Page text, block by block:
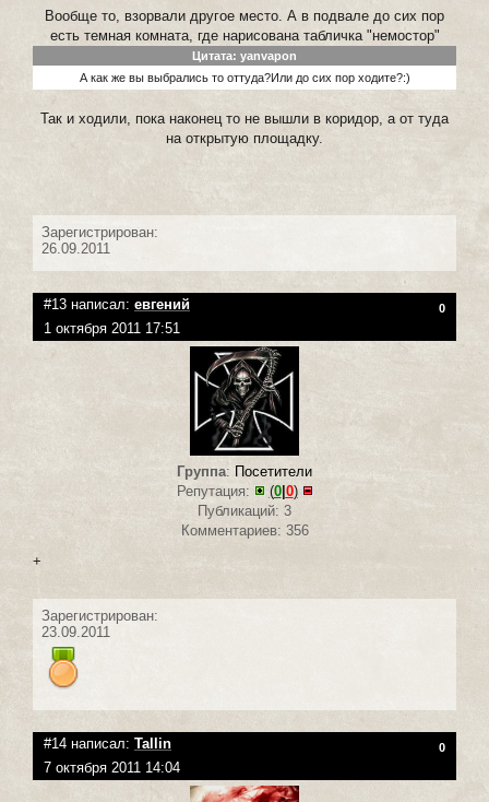
Вообще то, взорвали другое место. А в подвале до сих пор
есть темная комната, где нарисована табличка "немостор"
Цитата: yanvapon
А как же вы выбрались то оттуда?Или до сих пор ходите?:)
Так и ходили, пока наконец то не вышли в коридор, а от туда
на открытую площадку.
Зарегистрирован:
26.09.2011
#13 написал: евгений 0
1 октября 2011 17:51
Группа: Посетители
Репутация:
(0| 0)
Публикаций: 3
Комментариев: 356
+
Зарегистрирован:
23.09.2011
#14 написал: Tallin 0
7 октября 2011 14:04